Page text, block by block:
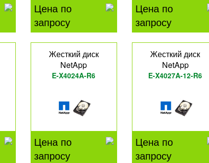
Цена по
запросу
Цена по
запросу
Жесткий диск
NetApp
E-X4024A-R6
Цена по
запросу
Жесткий диск
NetApp
E-X4027A-12-R6
Цена по
запросу